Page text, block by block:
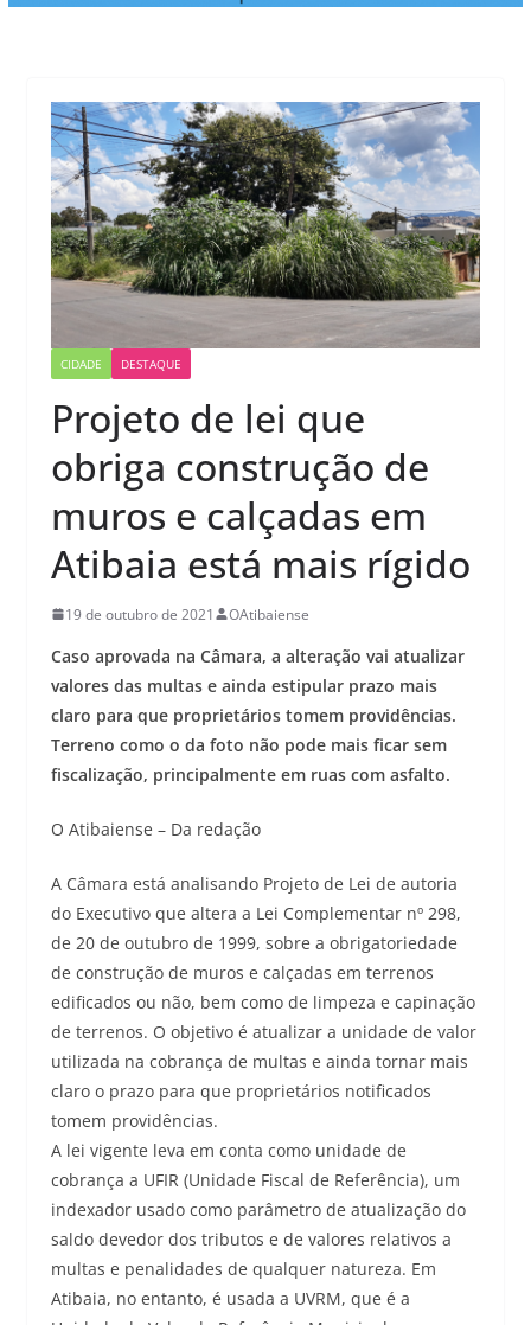
CIDADE DESTAQUE
Projeto de lei que
obriga construção de
muros e calçadas em
Atibaia está mais rígido
19 de outubro de 2021 OAtibaiense
Caso aprovada na Câmara, a alteração vai atualizar
valores das multas e ainda estipular prazo mais
claro para que proprietários tomem providências.
Terreno como o da foto não pode mais ficar sem
fiscalização, principalmente em ruas com asfalto.
O Atibaiense – Da redação
A Câmara está analisando Projeto de Lei de autoria
do Executivo que altera a Lei Complementar nº 298,
de 20 de outubro de 1999, sobre a obrigatoriedade
de construção de muros e calçadas em terrenos
edificados ou não, bem como de limpeza e capinação
de terrenos. O objetivo é atualizar a unidade de valor
utilizada na cobrança de multas e ainda tornar mais
claro o prazo para que proprietários notificados
tomem providências.
A lei vigente leva em conta como unidade de
cobrança a UFIR (Unidade Fiscal de Referência), um
indexador usado como parâmetro de atualização do
saldo devedor dos tributos e de valores relativos a
multas e penalidades de qualquer natureza. Em
Atibaia, no entanto, é usada a UVRM, que é a